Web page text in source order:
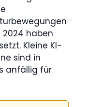
2024 haben
Kleine KI-
sind in
anfällig für